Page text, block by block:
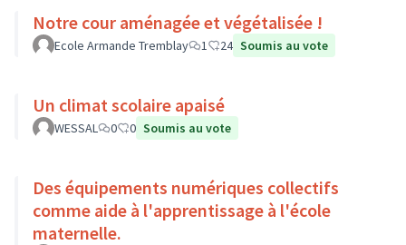
Notre cour aménagée et végétalisée !
Ecole Armande Tremblay 1 24 Soumis au vote
Un climat scolaire apaisé
WESSAL 0 0 Soumis au vote
Des équipements numériques collectifs
comme aide à l'apprentissage à l'école
maternelle.